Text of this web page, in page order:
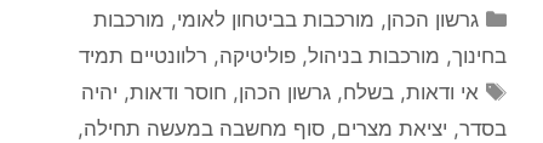
קטגוריות
גרשון הכהן, מורכבות בביטחון לאומי, מורכבות
בחינוך, מורכבות בניהול, פוליטיקה, רלוונטיים תמיד
תגיות
אי ודאות,בשלח,גרשון הכהן, חוסר ודאות, יהיה
בסדר, יציאת מצרים, סוף מחשבה במעשה תחילה,